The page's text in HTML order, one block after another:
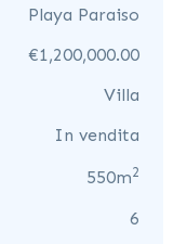
Playa Paraiso
€1,200,000.00
Villa
In vendita
550m2
6